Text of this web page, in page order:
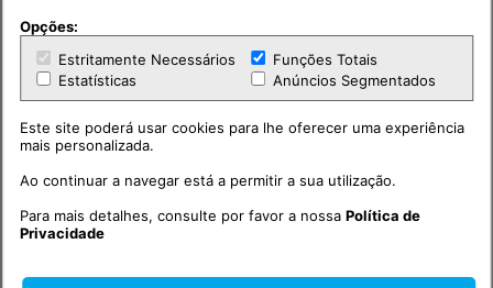
Outras notícias
Opções:
Estritamente Necessários
Funções Totais
Estatísticas
Anúncios Segmentados
Este site poderá usar cookies para lhe oferecer uma experiência
mais personalizada.
Ao continuar a navegar está a permitir a sua utilização.
Para mais detalhes, consulte por favor a nossaPolítica de
Privacidade